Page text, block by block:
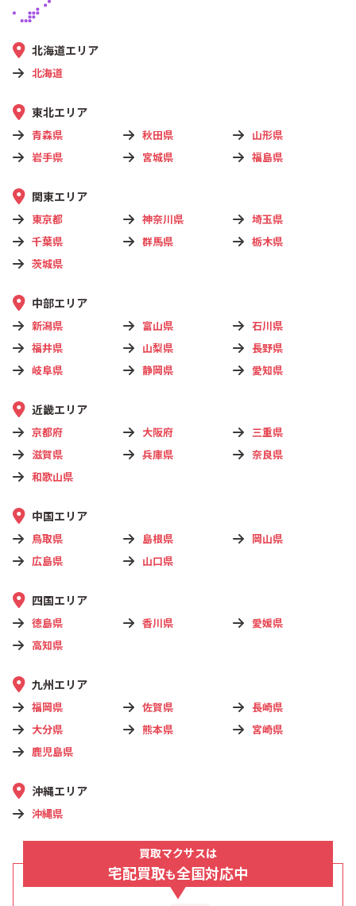
北海道エリア
北海道
東北エリア
青森県 秋田県
山形県
岩手県
宮城県 福島県
関東エリア
東京都 神奈川県
埼玉県
千葉県
群馬県
栃木県
茨城県
中部エリア
新潟県 富山県
石川県
福井県
山梨県
長野県
岐阜県
静岡県 愛知県
近畿エリア
京都府 大阪府
三重県
滋賀県
兵庫県
奈良県
和歌山県
中国エリア
鳥取県 島根県
岡山県
広島県
山口県
四国エリア
徳島県 香川県
愛媛県
高知県
九州エリア
福岡県 佐賀県
長崎県
大分県
熊本県
宮崎県
鹿児島県
沖縄エリア
沖縄県
買取マクサスは
宅配買取も全国対応中